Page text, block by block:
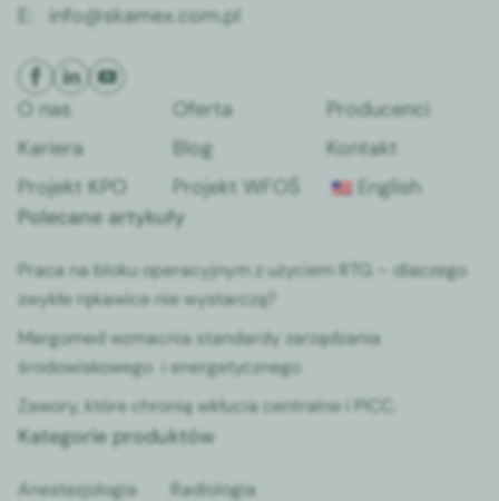
E:
info@skamex.com.pl
O nas Oferta
Producenci
Kariera
Blog
Kontakt
Projekt KPO
Projekt WFOŚ
English
Polecane artykuły
Praca na bloku operacyjnym z użyciem RTG – dlaczego
zwykłe rękawice nie wystarczą?
Margomed wzmacnia standardy zarządzania
środowiskowego i energetycznego
Zawory, które chronią wkłucia centralne i PICC.
Kategorie produktów
Anestezjologia Radiologia